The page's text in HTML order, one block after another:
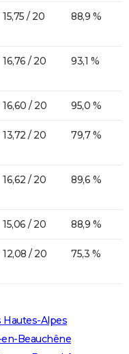
15,75 / 20 88,9 %
16,76 / 20 93,1 %
16,60 / 20 95,0 %
13,72 / 20 79,7 %
16,62 / 20 89,6 %
15,06 / 20 88,9 %
12,08 / 20 75,3 %
Hautes-Alpes
Beauchêne